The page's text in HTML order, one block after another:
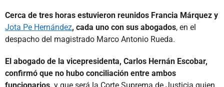
Cerca de tres horas estuvieron reunidos Francia Márquez y
Jota Pe Hernández, cada uno con sus abogados, en el
despacho del magistrado Marco Antonio Rueda.
El abogado de la vicepresidenta, Carlos Hernán Escobar,
confirmó que no hubo conciliación entre ambos
funcionarios, y que será la Corte Suprema de Justicia quien